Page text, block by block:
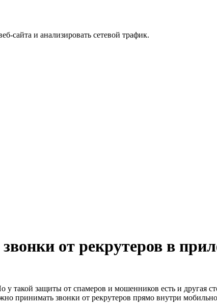
сайта и анализировать сетевой трафик.
от рекрутеров в
у такой защиты от спамеров и мошенников есть и
принимать звонки от рекрутеров прямо внутри